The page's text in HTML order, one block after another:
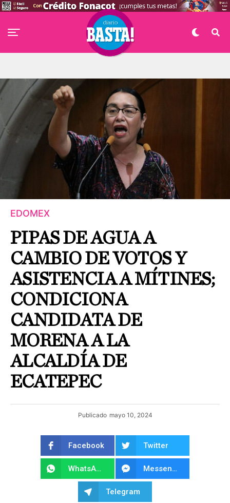
EDOMEX
PIPAS DE AGUA A
CAMBIO DE VOTOS Y
ASISTENCIA A MÍTINES;
CONDICIONA
CANDIDATA DE
MORENA A LA
ALCALDÍA DE
ECATEPEC
Publicado mayo 10, 2024
Facebook Twitter
WhatsApp Messenger
Telegram